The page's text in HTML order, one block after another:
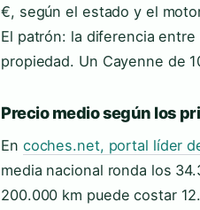
€, según el estado y el
El patrón: la diferencia
propiedad. Un Cayenne de
Precio medio según los
En coches.net, portal líder
media nacional ronda los
200.000 km puede costar